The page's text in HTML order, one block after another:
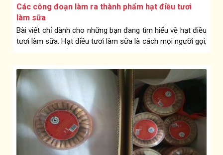
Các công đoạn làm ra thành phẩm hạt điều tươi
làm sữa
Bài viết chỉ dành cho những bạn đang tìm hiểu về hạt điều
tươi làm sữa. Hạt điều tươi làm sữa là cách mọi người gọi,
mất thời gian. Chi tiết cụ thể như sau: